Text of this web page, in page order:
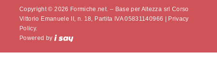
Copyright © 2026 Formiche.net. – Base per Altezza srl Corso
Vittorio Emanuele II, n. 18, Partita IVA 05831140966 |
Privacy
Policy.
Powered by